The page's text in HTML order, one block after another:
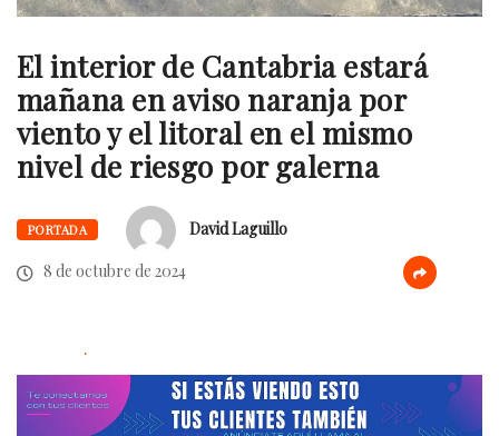
El interior de Cantabria estará
mañana en aviso naranja por
viento y el litoral en el mismo
nivel de riesgo por galerna
PORTADA
David Laguillo
8 de octubre de 2024
.